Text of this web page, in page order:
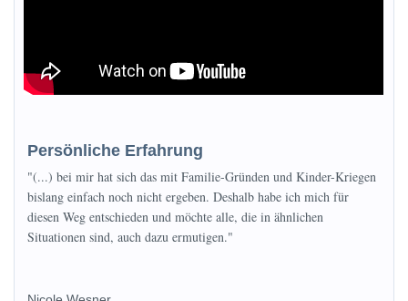
Persönliche Erfahrung
"(...) bei mir hat sich das mit Familie-Gründen und Kinder-Kriegen
bislang einfach noch nicht ergeben. Deshalb habe ich mich für
diesen Weg entschieden und möchte alle, die in ähnlichen
Situationen sind, auch dazu ermutigen."